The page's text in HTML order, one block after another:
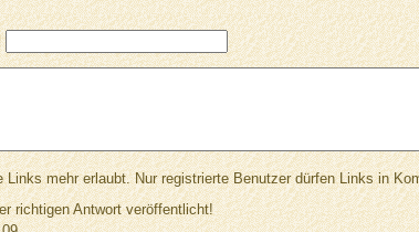
mehr erlaubt. Nur registrierte Benutzer dürfen Links in
richtigen Antwort veröffentlicht!